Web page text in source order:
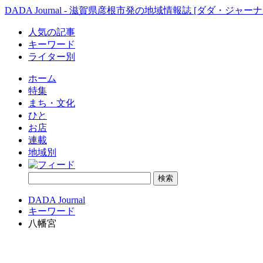
DADA Journal - 滋賀県彦根市発の地域情報誌 [ダダ・ジャー
人気の記事
キーワード
ライター別
ホーム
特集
まち・文化
ひと
お店
連載
地域別
DADA Journal
キーワード
八幡宮